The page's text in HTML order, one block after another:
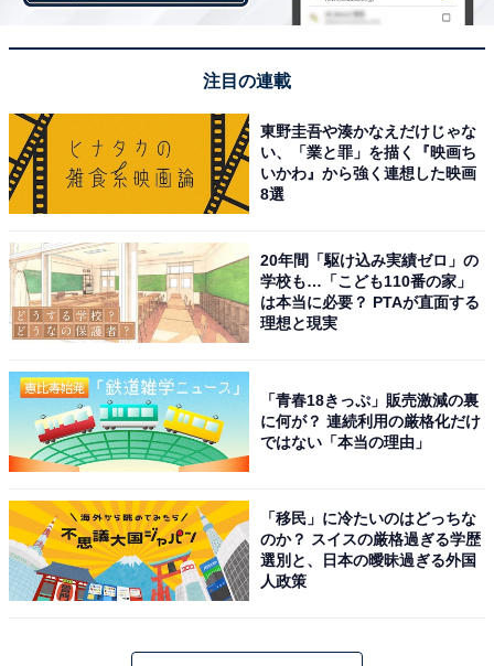
注目の連載
東野圭吾や湊かなえだけじゃな
い、「業と罪」を描く『映画ち
いかわ』から強く連想した映画
8選
20年間「駆け込み実績ゼロ」の
学校も…「こども110番の家」
は本当に必要？ PTAが直面する
理想と現実
「青春18きっぷ」販売激減の裏
に何が？ 連続利用の厳格化だけ
ではない「本当の理由」
「移民」に冷たいのはどっちな
のか？ スイスの厳格過ぎる学歴
選別と、日本の曖昧過ぎる外国
人政策